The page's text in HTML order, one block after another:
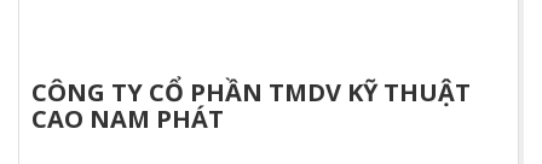
CÔNG TY CỔ PHẦN TMDV KỸ THUẬT
CAO NAM PHÁT